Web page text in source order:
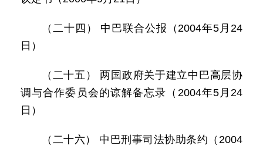
（二十四） 中巴联合公报（2004年5月24
日）
（二十五） 两国政府关于建立中巴高层协
调与合作委员会的谅解备忘录（2004年5月24
日）
（二十六） 中巴刑事司法协助条约（2004